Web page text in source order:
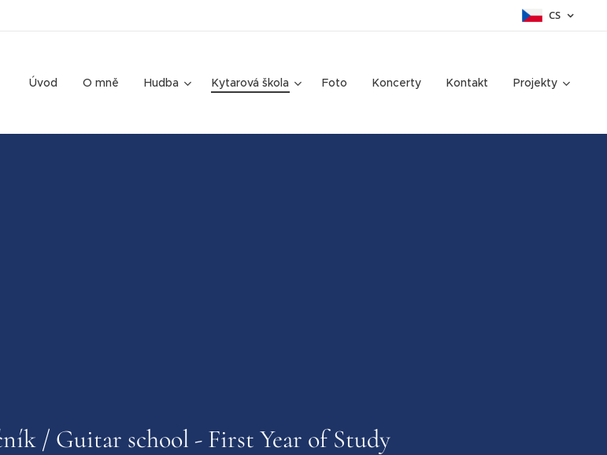
CS
Úvod O mně Hudba Kytarová škola Foto Koncerty Kontakt Projekty
/ Guitar school - First Year of Study